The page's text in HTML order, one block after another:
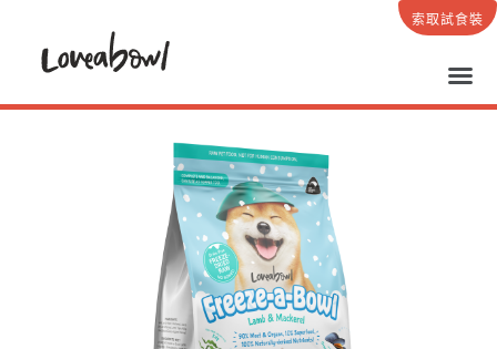
索取試食裝